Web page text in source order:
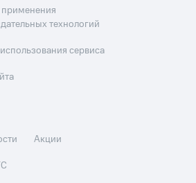
технологий
сервиса
Акции